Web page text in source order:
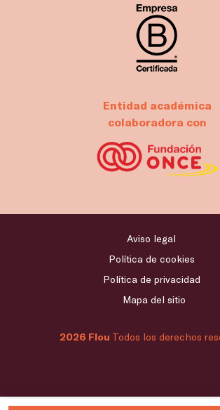
Entidad académica
colaboradora con
2026 Flou Todos los derechos
Aviso legal
Política de cookies
Política de privacidad
Mapa del sitio